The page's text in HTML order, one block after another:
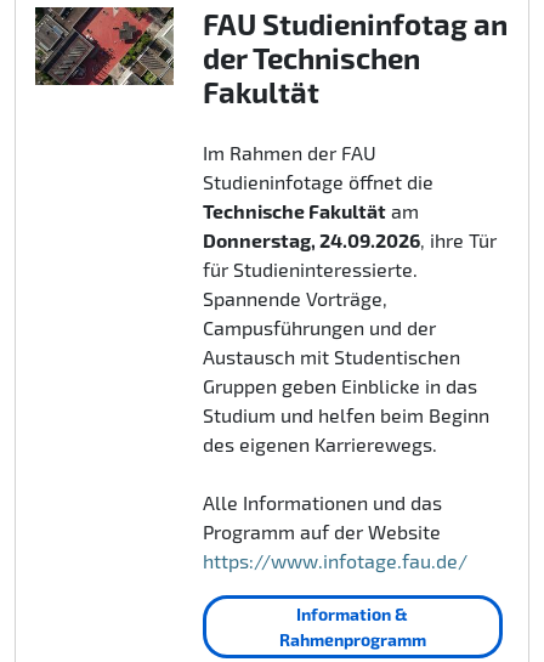
FAU Studieninfotag an
der Technischen
Fakultät
Im Rahmen der FAU
Studieninfotage öffnet die
Technische Fakultätam
Donnerstag, 24.09.2026, ihre Tür
für Studieninteressierte.
Spannende Vorträge,
Campusführungen und der
Austausch mit Studentischen
Gruppen geben Einblicke in das
Studium und helfen beim Beginn
des eigenen Karrierewegs.
Alle Informationen und das
Programm auf der Website
https://www.infotage.fau.de/
Information &
Rahmenprogramm